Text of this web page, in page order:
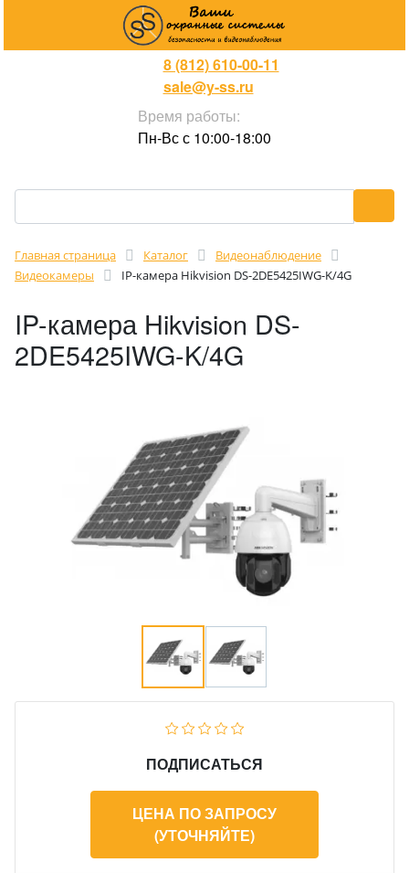
8 (812) 610-00-11
sale@y-ss.ru
Время работы:
Пн-Вс с 10:00-18:00
Главная страница Каталог
Видеонаблюдение
Видеокамеры
IP-камера Hikvision DS-2DE5425IWG-K/4G
IP-камера Hikvision DS-
2DE5425IWG-K/4G
ПОДПИСАТЬСЯ
ЦЕНА ПО ЗАПРОСУ
(УТОЧНЯЙТЕ)